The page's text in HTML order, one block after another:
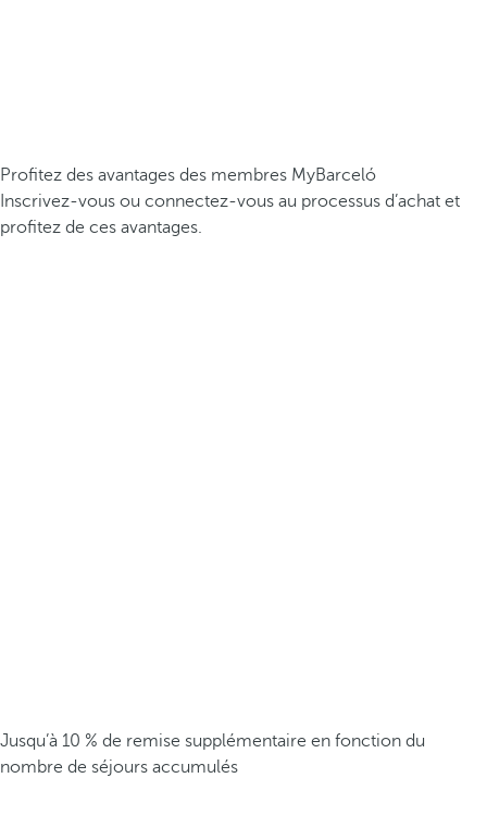
Profitez des avantages des membres MyBarceló
Inscrivez-vous ou connectez-vous au processus d’achat et
profitez de ces avantages.
Jusqu’à 10 % de remise supplémentaire en fonction du
nombre de séjours accumulés